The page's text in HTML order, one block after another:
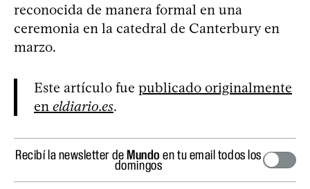
reconocida de manera formal en una
ceremonia en la catedral de Canterbury en
marzo.
Este artículo fue publicado originalmente
en eldiario.es.
Recibí la newsletter deMundo en tu email todos los
domingos